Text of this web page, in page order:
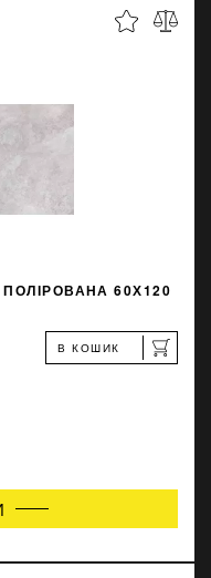
ПОЛІРОВАНА 60Х120
В КОШИК